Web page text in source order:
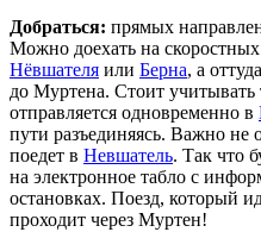
Добраться: прямых
Можно доехать на скоростных
Нёвшателя или Берна, а
до Муртена. Стоит учитывать
отправляется одновременно в
пути разъединяясь. Важно не
поедет в Невшатель. Так что
на электронное табло с
остановках. Поезд, который
проходит через Муртен!